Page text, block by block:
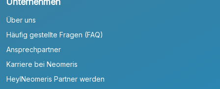
Über uns
Häufig gestellte Fragen (FAQ)
Ansprechpartner
Karriere bei Neomeris
HeylNeomeris Partner werden